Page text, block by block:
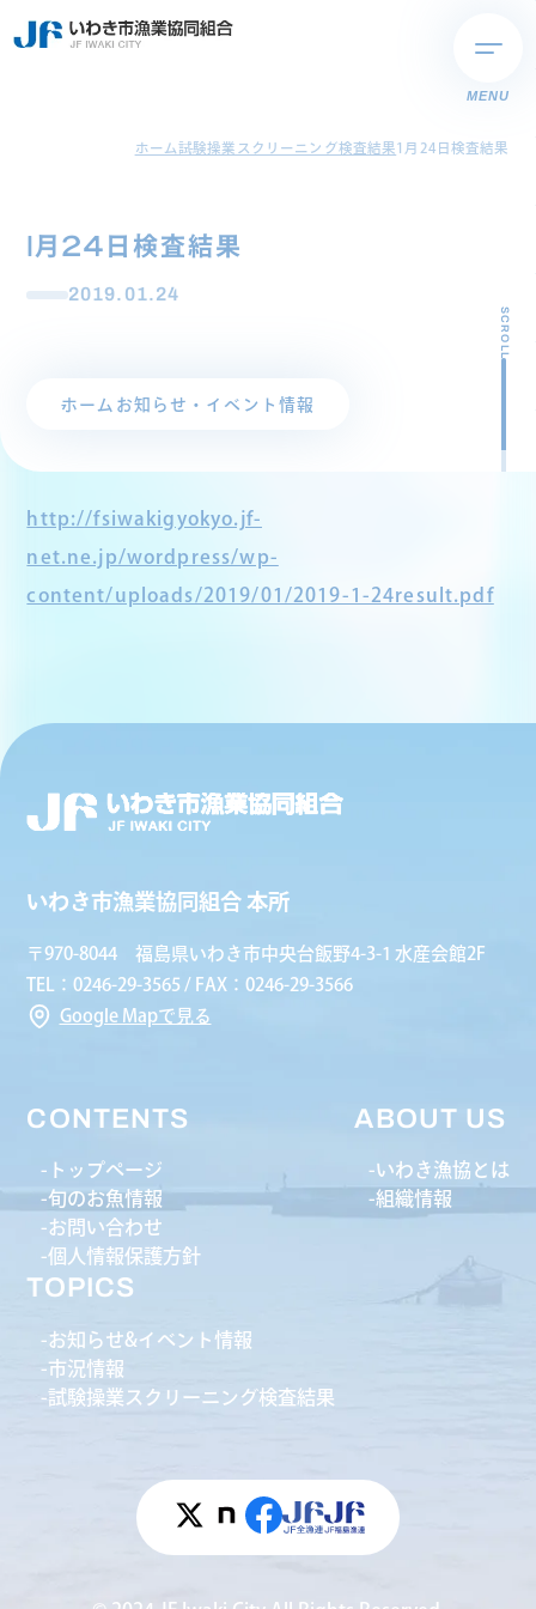
MENU
ホーム試験操業スクリーニング検査結果1月24日検査結果
1月24日検査結果
2019.01.24
ホーム お知らせ・イベント情報
SCROLL
http://fsiwakigyokyo.jf-
net.ne.jp/wordpress/wp-
content/uploads/2019/01/2019-1-24result.pdf
いわき市漁業協同組合 本所
〒970-8044 福島県いわき市中央台飯野4-3-1 水産会館2F
TEL：0246-29-3565 / FAX：0246-29-3566
Google Mapで見る
CONTENTS
トップページ
旬のお魚情報
お問い合わせ
個人情報保護方針
ABOUT US
いわき漁協とは
組織情報
TOPICS
お知らせ&イベント情報
市況情報
試験操業スクリーニング検査結果